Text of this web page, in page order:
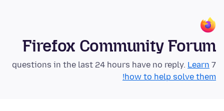
Firefox Community Forum
7 questions in the last 24 hours have no reply.
Learn
how to help solve them!